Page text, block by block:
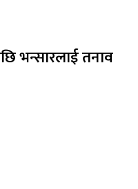
भन्सारलाई तनाव